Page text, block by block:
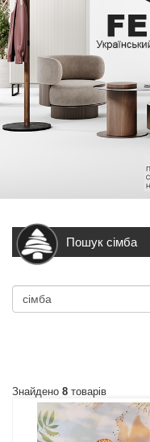
Пошук сімба
Знайдено 8 товарів